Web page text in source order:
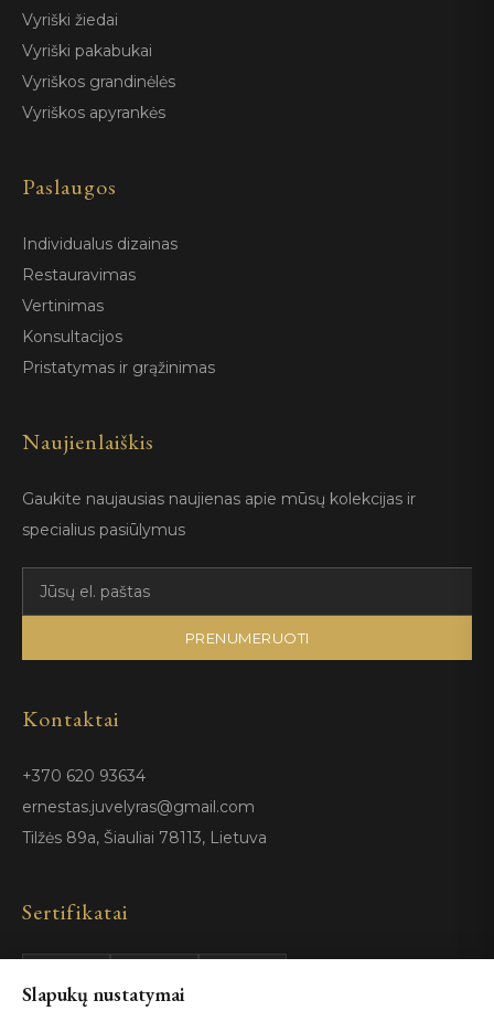
Vyriški žiedai
Vyriški pakabukai
Vyriškos grandinėlės
Vyriškos apyrankės
Paslaugos
Individualus dizainas
Restauravimas
Vertinimas
Konsultacijos
Pristatymas ir grąžinimas
Naujienlaiškis
Gaukite naujausias naujienas apie mūsų kolekcijas ir
specialius pasiūlymus
PRENUMERUOTI
Kontaktai
+370 620 93634
ernestas.juvelyras@gmail.com
Tilžės 89a, Šiauliai 78113, Lietuva
Sertifikatai
GIA
Certified
ISO 9001
Slapukų nustatymai